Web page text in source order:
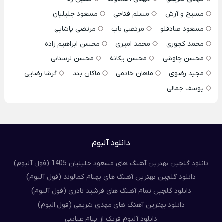
مسیح و آرش
مسلم فتاحی
مسعود جلیلیان
مسعود صادقلو
مرتضی باب
مرتضی پاشایی
محمد کجوری
محمد امیری
محسن ابراهیم زاده
محسن چاوشی
محسن یگانه
محسن لرستانی
مجید رضوی
ماهان خادمی ماکان بند
گرشا رضایی
یوسف جمالی
دانلود آلبوم
دانلود گلچین بهترین آهنگ های مسعود جلیلیان 1405 (فول آلبوم)
دانلود گلچین بهترین آهنگ های بهنام کمالوند (فول آلبوم)
دانلود گلچین تمام آهنگ های فرشید نادری (فول آلبوم)
دانلود بهترین آهنگ های مهدی شریفی (فول البوم)
دانلود آلبوم فریک از پیام عباسی